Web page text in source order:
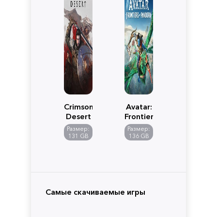
Crimson
Desert
Размер:
131 GB
Avatar:
Frontiers
of
Pandora
Размер:
136 GB
Самые скачиваемые игры